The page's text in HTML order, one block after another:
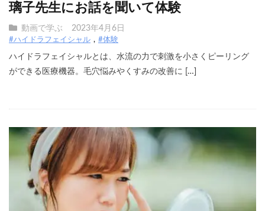
璃子先生にお話を聞いて体験
動画で学ぶ 2023年4月6日
#ハイドラフェイシャル #体験
ハイドラフェイシャルとは、水流の力で刺激を小さくピーリング
ができる医療機器。毛穴悩みやくすみの改善に […]